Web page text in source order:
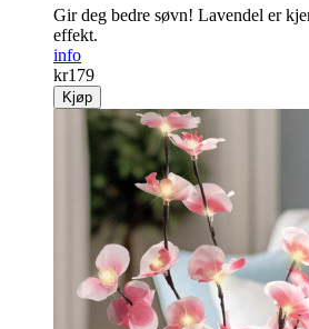
Gir deg bedre søvn! Lavendel er
effekt.
info
kr179
Kjøp